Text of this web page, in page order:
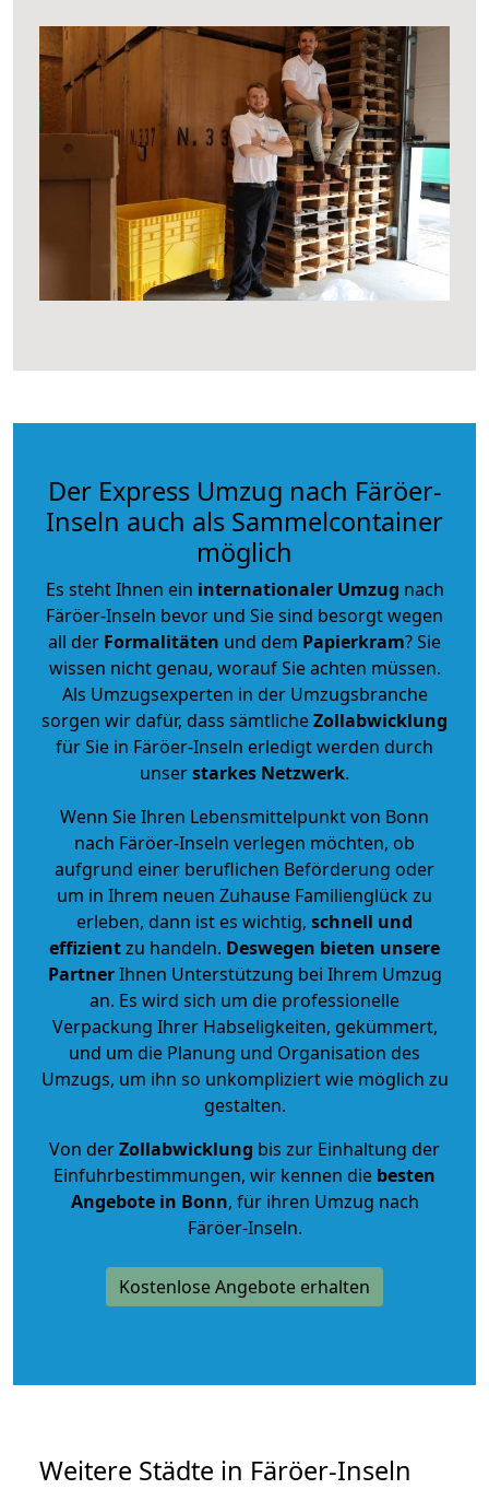
Der Express Umzug nach Färöer-
Inseln auch als Sammelcontainer
möglich
Es steht Ihnen ein internationaler Umzug nach
Färöer-Inseln bevor und Sie sind besorgt wegen
all der Formalitäten und dem Papierkram? Sie
wissen nicht genau, worauf Sie achten müssen.
Als Umzugsexperten in der Umzugsbranche
sorgen wir dafür, dass sämtlicheZollabwicklung
für Sie in Färöer-Inseln erledigt werden durch
unserstarkes Netzwerk.
Wenn Sie Ihren Lebensmittelpunkt von Bonn
nach Färöer-Inseln verlegen möchten, ob
aufgrund einer beruflichen Beförderung oder
um in Ihrem neuen Zuhause Familienglück zu
erleben, dann ist es wichtig, schnell und
effizientzu handeln. Deswegen bieten unsere
PartnerIhnen Unterstützung bei Ihrem Umzug
an. Es wird sich um die professionelle
Verpackung Ihrer Habseligkeiten, gekümmert,
und um die Planung und Organisation des
Umzugs, um ihn so unkompliziert wie möglich zu
gestalten.
Von derZollabwicklung bis zur Einhaltung der
Einfuhrbestimmungen, wir kennen die besten
Angebote in Bonn, für ihren Umzug nach
Färöer-Inseln.
Kostenlose Angebote erhalten
Weitere Städte in Färöer-Inseln